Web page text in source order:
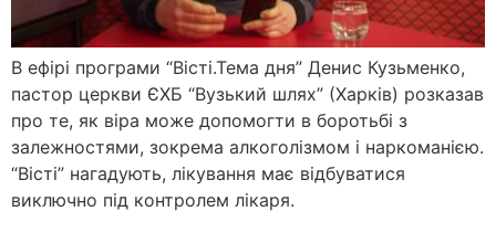
В ефірі програми “Вісті.Тема дня” Денис Кузьменко,
пастор церкви ЄХБ “Вузький шлях” (Харків) розказав
про те, як віра може допомогти в боротьбі з
залежностями, зокрема алкоголізмом і наркоманією.
“Вісті” нагадують, лікування має відбуватися
виключно під контролем лікаря.